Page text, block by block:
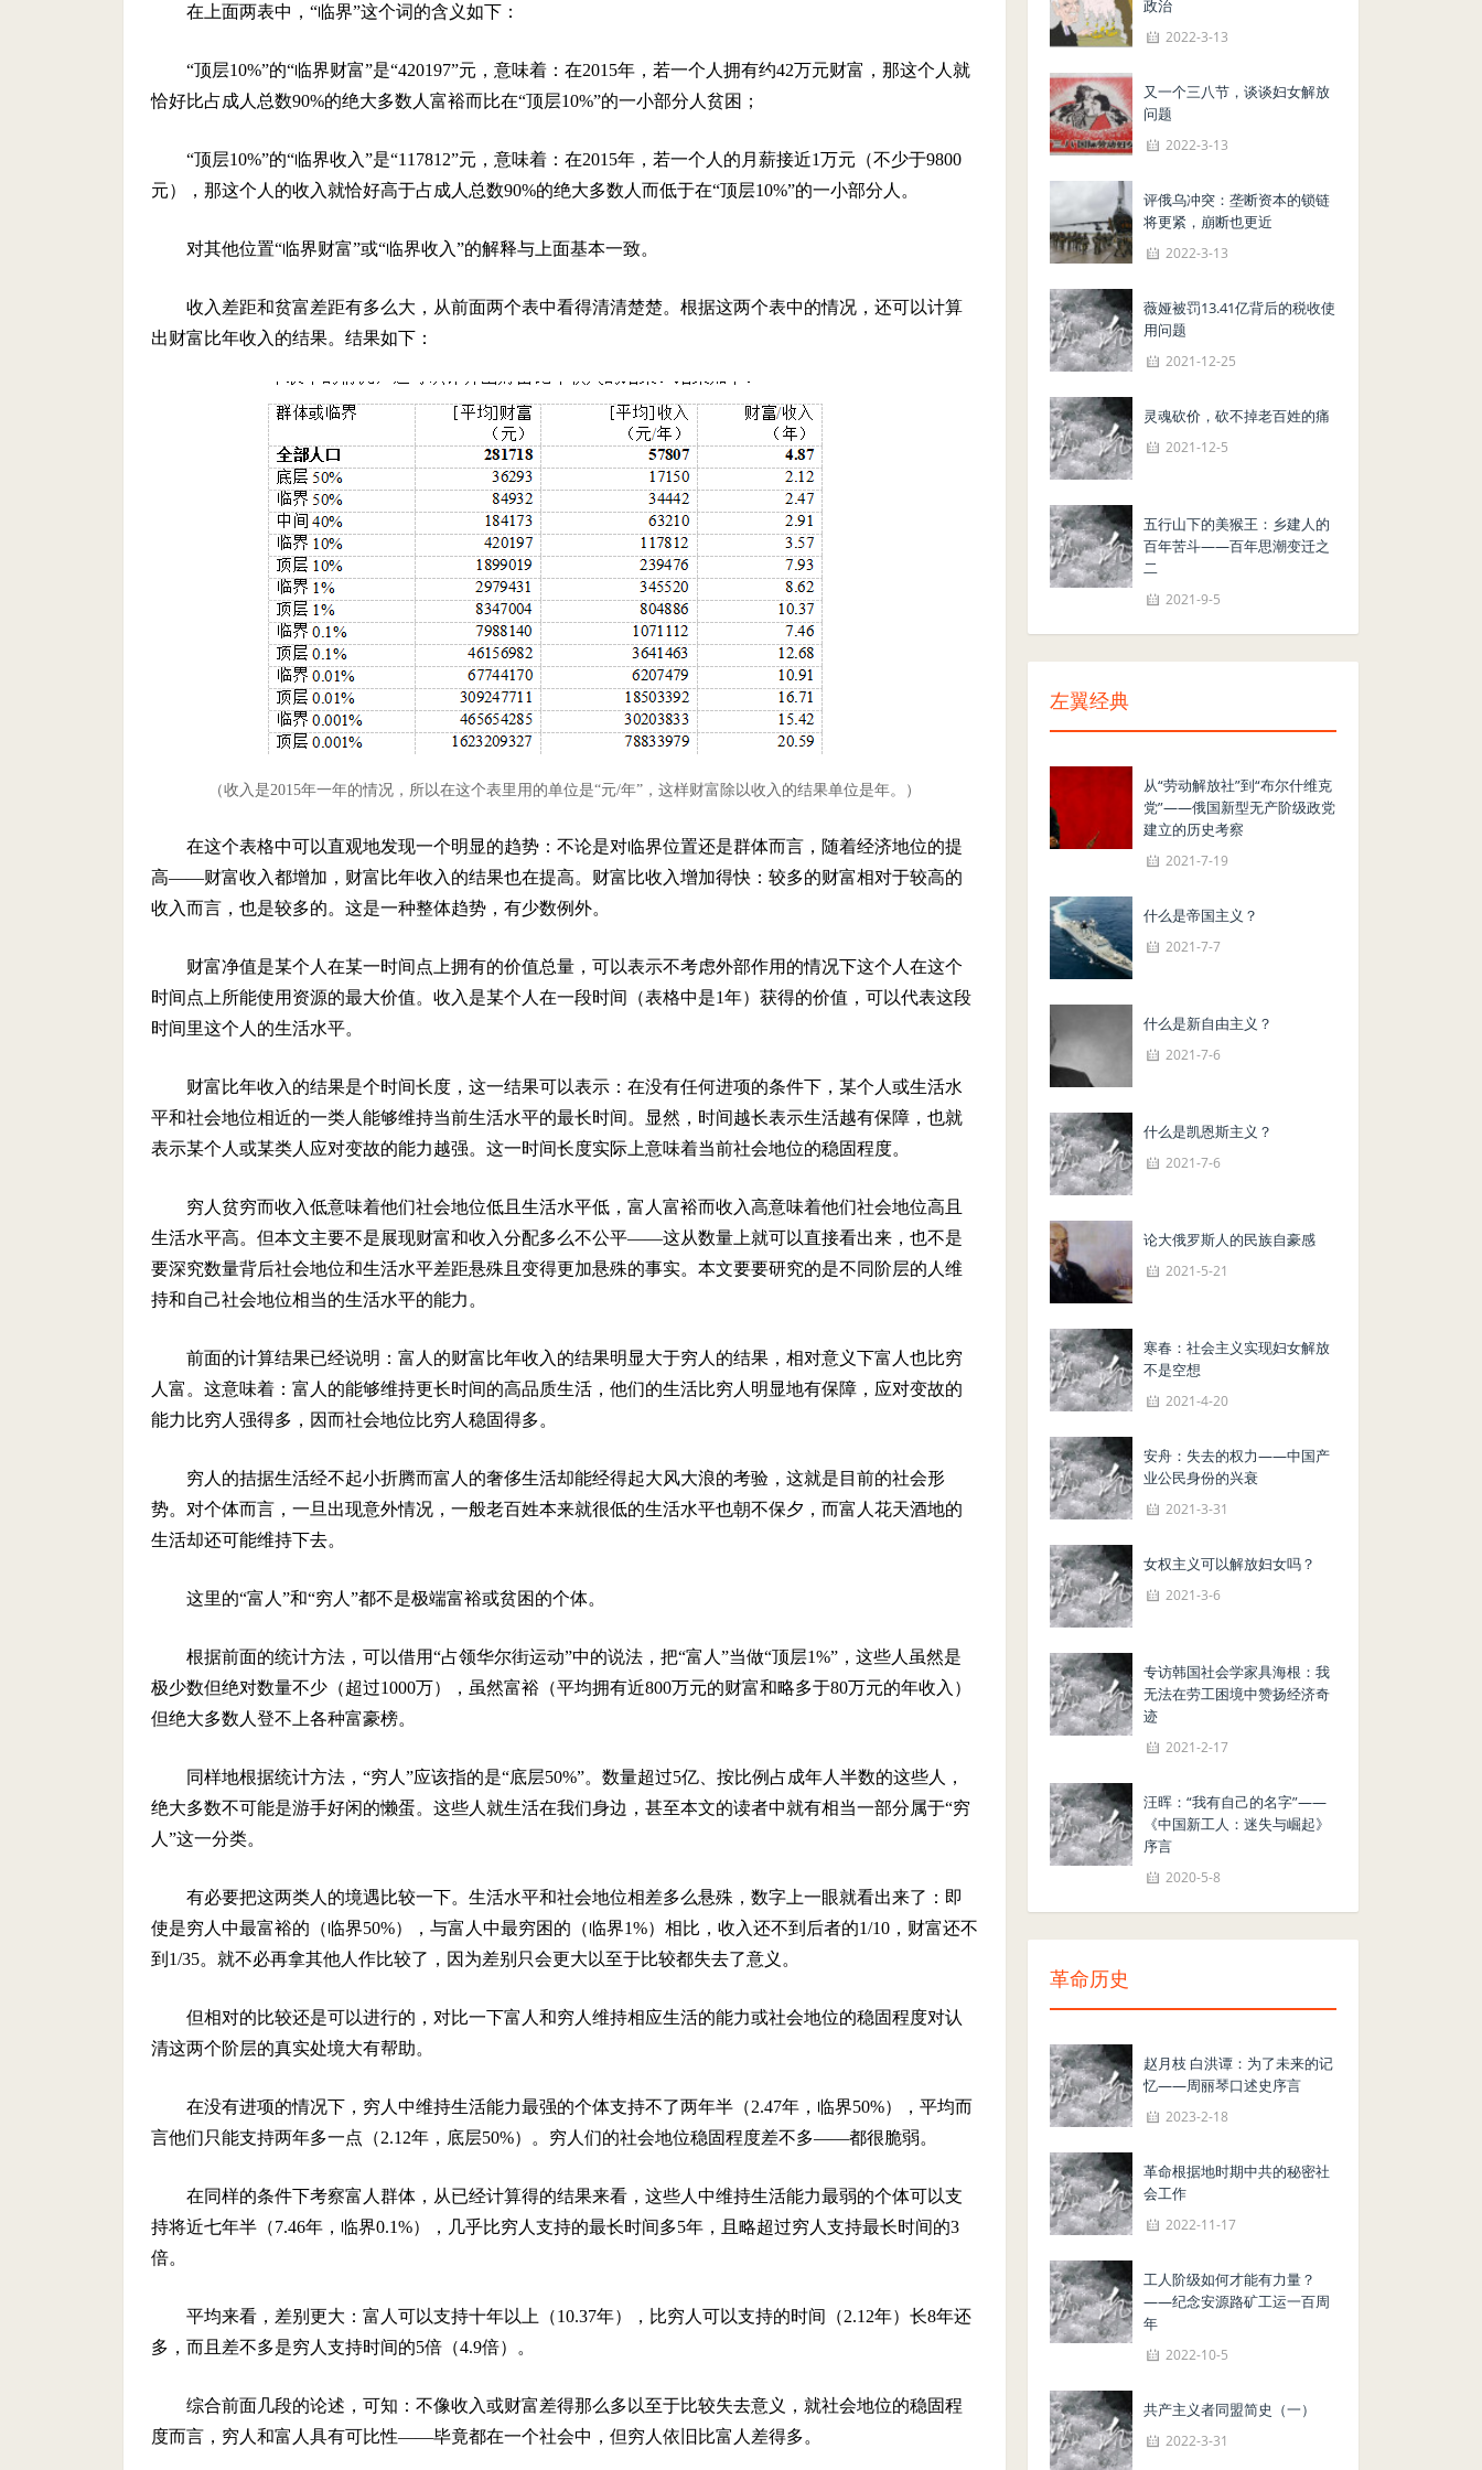
在上面两表中，“临界”这个词的含义如下：
“顶层10%”的“临界财富”是“420197”元，意味着：在2015年，若一个人拥有约42万元财富，那这个人就
恰好比占成人总数90%的绝大多数人富裕而比在“顶层10%”的一小部分人贫困；
“顶层10%”的“临界收入”是“117812”元，意味着：在2015年，若一个人的月薪接近1万元（不少于9800
元），那这个人的收入就恰好高于占成人总数90%的绝大多数人而低于在“顶层10%”的一小部分人。
对其他位置“临界财富”或“临界收入”的解释与上面基本一致。
收入差距和贫富差距有多么大，从前面两个表中看得清清楚楚。根据这两个表中的情况，还可以计算
出财富比年收入的结果。结果如下：
（收入是2015年一年的情况，所以在这个表里用的单位是“元/年”，这样财富除以收入的结果单位是年。）
在这个表格中可以直观地发现一个明显的趋势：不论是对临界位置还是群体而言，随着经济地位的提
高——财富收入都增加，财富比年收入的结果也在提高。财富比收入增加得快：较多的财富相对于较高的
收入而言，也是较多的。这是一种整体趋势，有少数例外。
财富净值是某个人在某一时间点上拥有的价值总量，可以表示不考虑外部作用的情况下这个人在这个
时间点上所能使用资源的最大价值。收入是某个人在一段时间（表格中是1年）获得的价值，可以代表这段
时间里这个人的生活水平。
财富比年收入的结果是个时间长度，这一结果可以表示：在没有任何进项的条件下，某个人或生活水
平和社会地位相近的一类人能够维持当前生活水平的最长时间。显然，时间越长表示生活越有保障，也就
表示某个人或某类人应对变故的能力越强。这一时间长度实际上意味着当前社会地位的稳固程度。
穷人贫穷而收入低意味着他们社会地位低且生活水平低，富人富裕而收入高意味着他们社会地位高且
生活水平高。但本文主要不是展现财富和收入分配多么不公平——这从数量上就可以直接看出来，也不是
要深究数量背后社会地位和生活水平差距悬殊且变得更加悬殊的事实。本文要要研究的是不同阶层的人维
持和自己社会地位相当的生活水平的能力。
前面的计算结果已经说明：富人的财富比年收入的结果明显大于穷人的结果，相对意义下富人也比穷
人富。这意味着：富人的能够维持更长时间的高品质生活，他们的生活比穷人明显地有保障，应对变故的
能力比穷人强得多，因而社会地位比穷人稳固得多。
穷人的拮据生活经不起小折腾而富人的奢侈生活却能经得起大风大浪的考验，这就是目前的社会形
势。对个体而言，一旦出现意外情况，一般老百姓本来就很低的生活水平也朝不保夕，而富人花天酒地的
生活却还可能维持下去。
这里的“富人”和“穷人”都不是极端富裕或贫困的个体。
根据前面的统计方法，可以借用“占领华尔街运动”中的说法，把“富人”当做“顶层1%”，这些人虽然是
极少数但绝对数量不少（超过1000万），虽然富裕（平均拥有近800万元的财富和略多于80万元的年收入）
但绝大多数人登不上各种富豪榜。
同样地根据统计方法，“穷人”应该指的是“底层50%”。数量超过5亿、按比例占成年人半数的这些人，
绝大多数不可能是游手好闲的懒蛋。这些人就生活在我们身边，甚至本文的读者中就有相当一部分属于“穷
人”这一分类。
有必要把这两类人的境遇比较一下。生活水平和社会地位相差多么悬殊，数字上一眼就看出来了：即
使是穷人中最富裕的（临界50%），与富人中最穷困的（临界1%）相比，收入还不到后者的1/10，财富还不
到1/35。就不必再拿其他人作比较了，因为差别只会更大以至于比较都失去了意义。
但相对的比较还是可以进行的，对比一下富人和穷人维持相应生活的能力或社会地位的稳固程度对认
清这两个阶层的真实处境大有帮助。
在没有进项的情况下，穷人中维持生活能力最强的个体支持不了两年半（2.47年，临界50%），平均而
言他们只能支持两年多一点（2.12年，底层50%）。穷人们的社会地位稳固程度差不多——都很脆弱。
在同样的条件下考察富人群体，从已经计算得的结果来看，这些人中维持生活能力最弱的个体可以支
持将近七年半（7.46年，临界0.1%），几乎比穷人支持的最长时间多5年，且略超过穷人支持最长时间的3
倍。
平均来看，差别更大：富人可以支持十年以上（10.37年），比穷人可以支持的时间（2.12年）长8年还
多，而且差不多是穷人支持时间的5倍（4.9倍）。
综合前面几段的论述，可知：不像收入或财富差得那么多以至于比较失去意义，就社会地位的稳固程
度而言，穷人和富人具有可比性——毕竟都在一个社会中，但穷人依旧比富人差得多。
政治
2022-3-13
又一个三八节，谈谈妇女解放
问题
2022-3-13
评俄乌冲突：垄断资本的锁链
将更紧，崩断也更近
2022-3-13
薇娅被罚13.41亿背后的税收使
用问题
2021-12-25
灵魂砍价，砍不掉老百姓的痛
2021-12-5
五行山下的美猴王：乡建人的
百年苦斗——百年思潮变迁之
二
2021-9-5
左翼经典
从“劳动解放社”到“布尔什维克
党”——俄国新型无产阶级政党
建立的历史考察
2021-7-19
什么是帝国主义？
2021-7-7
什么是新自由主义？
2021-7-6
什么是凯恩斯主义？
2021-7-6
论大俄罗斯人的民族自豪感
2021-5-21
寒春：社会主义实现妇女解放
不是空想
2021-4-20
安舟：失去的权力——中国产
业公民身份的兴衰
2021-3-31
女权主义可以解放妇女吗？
2021-3-6
专访韩国社会学家具海根：我
无法在劳工困境中赞扬经济奇
迹
2021-2-17
汪晖：“我有自己的名字”——
《中国新工人：迷失与崛起》
序言
2020-5-8
革命历史
赵月枝 白洪谭：为了未来的记
忆——周丽琴口述史序言
2023-2-18
革命根据地时期中共的秘密社
会工作
2022-11-17
工人阶级如何才能有力量？
——纪念安源路矿工运一百周
年
2022-10-5
共产主义者同盟简史（一）
2022-3-31